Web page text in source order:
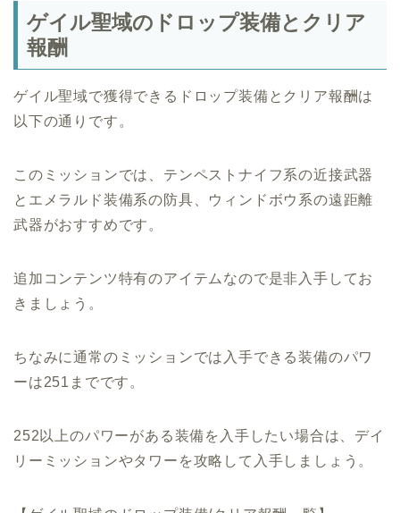
ゲイル聖域のドロップ装備とクリア
報酬
ゲイル聖域で獲得できるドロップ装備とクリア報酬は
以下の通りです。
このミッションでは、テンペストナイフ系の近接武器
とエメラルド装備系の防具、ウィンドボウ系の遠距離
武器がおすすめです。
追加コンテンツ特有のアイテムなので是非入手してお
きましょう。
ちなみに通常のミッションでは入手できる装備のパワ
ーは251までです。
252以上のパワーがある装備を入手したい場合は、デイ
リーミッションやタワーを攻略して入手しましょう。